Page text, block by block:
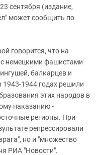
сентября (издание,
может сообщить по
говорится, что на
с немецкими фашистами
балкарцев и
1943-1944 годах решили
этих народов в
наказанию -
регионы. При
репрессировали
но и "множество
РИА "Новости".